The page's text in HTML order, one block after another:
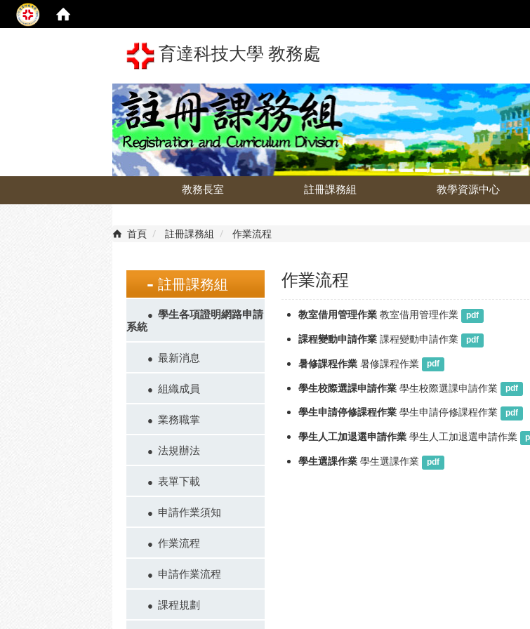
育達科技大學 教務處
教務長室 註冊課務組 教學資源中心
首頁 註冊課務組 作業流程
註冊課務組
學生各項證明網路申請
系統
最新消息
組織成員
業務職掌
法規辦法
表單下載
申請作業須知
作業流程
申請作業流程
課程規劃
作業流程
教室借用管理作業 教室借用管理作業 pdf
課程變動申請作業 課程變動申請作業 pdf
暑修課程作業 暑修課程作業 pdf
學生校際選課申請作業 學生校際選課申請作業 pdf
學生申請停修課程作業 學生申請停修課程作業 pdf
學生人工加退選申請作業 學生人工加退選申請作業
學生選課作業 學生選課作業 pdf